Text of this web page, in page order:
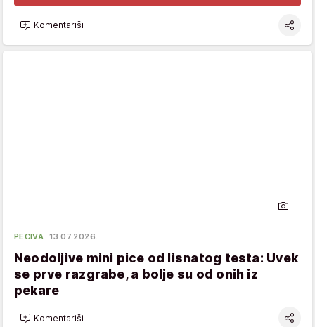
Komentariši
PECIVA 13.07.2026.
Neodoljive mini pice od lisnatog testa: Uvek
se prve razgrabe, a bolje su od onih iz
pekare
Komentariši